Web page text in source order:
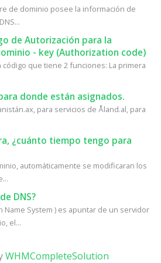
de dominio posee la información de
de Autorización para la
- key (Authorization code)
código que tiene 2 funciones: La primera
donde están asignados.
para servicios de Åland.al, para
¿cuánto tiempo tengo para
automáticamente se modificaran los
DNS?
Name System ) es apuntar de un servidor
el...
WHMCompleteSolution